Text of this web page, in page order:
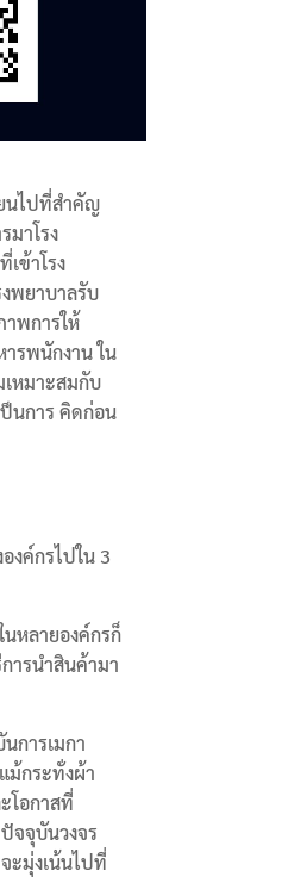
ยนไปที่สำคัญ
มาโรง
ข้าโรง
พยาบาลรับ
าพการให้
ารพนักงาน ใน
เหมาะสมกับ
ป็นการ คิดก่อน
งค์กรไปใน 3
นหลายองค์กรก็
ารนำสินค้ามา
การเมกา
ม้กระทั่งผ้า
โอกาสที่
จจุบันวงจร
ะมุ่งเน้นไปที่